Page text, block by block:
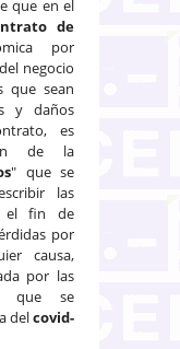
que en el
de
por
negocio
que sean
y daños
es
de la
" que se
las
el fin de
por
causa,
por las
que se
delcovid-